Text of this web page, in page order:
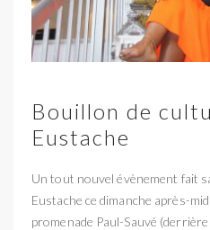
Bouillon de
Eustache
Un tout nouvel évènement fait
Eustache ce dimanche après-
promenade Paul-Sauvé